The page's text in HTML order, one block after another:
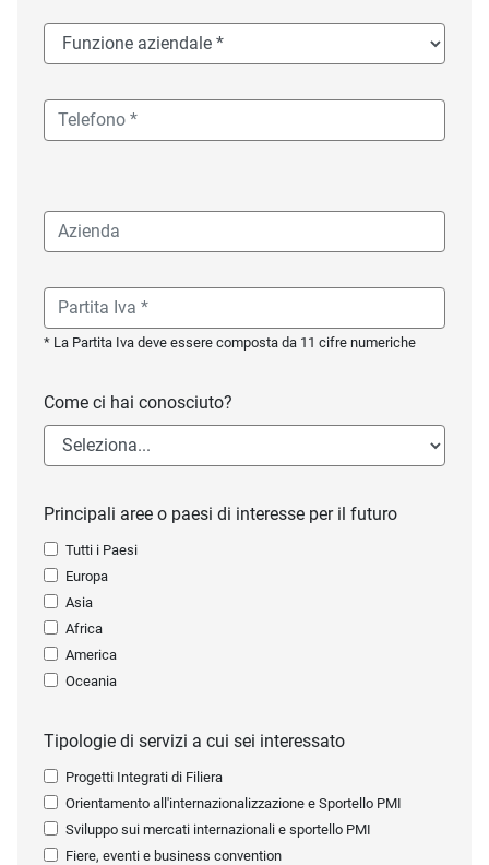
* La Partita Iva deve essere composta da 11 cifre numeriche
Come ci hai conosciuto?
Principali aree o paesi di interesse per il futuro
Tutti i Paesi
Europa
Asia
Africa
America
Oceania
Tipologie di servizi a cui sei interessato
Progetti Integrati di Filiera
Orientamento all'internazionalizzazione e Sportello PMI
Sviluppo sui mercati internazionali e sportello PMI
Fiere, eventi e business convention